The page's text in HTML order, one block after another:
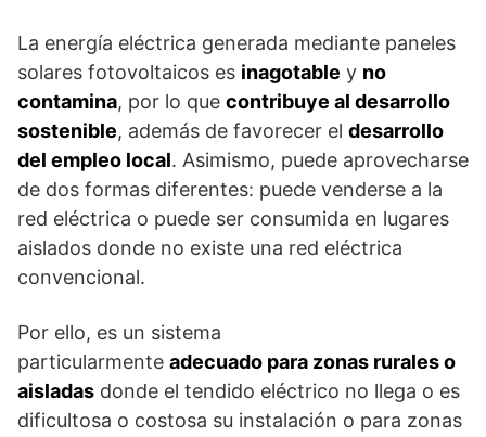
La energía eléctrica generada mediante paneles
solares fotovoltaicos es inagotable y no
contamina, por lo que contribuye al desarrollo
sostenible, además de favorecer el desarrollo
del empleo local. Asimismo, puede aprovecharse
de dos formas diferentes: puede venderse a la
red eléctrica o puede ser consumida en lugares
aislados donde no existe una red eléctrica
convencional.
Por ello, es un sistema
particularmente adecuado para zonas rurales o
aisladas donde el tendido eléctrico no llega o es
dificultosa o costosa su instalación o para zonas